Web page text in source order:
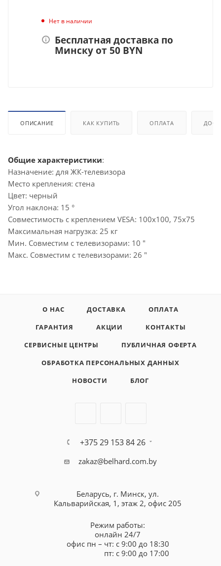
Нет в наличии
Бесплатная доставка по
Минску от 50 BYN
ОПИСАНИЕ КАК КУПИТЬ ОПЛАТА
Общие характеристики:
Назначение: для ЖК-телевизора
Место крепления: стена
Цвет: черный
Угол наклона: 15 °
Совместимость с креплением VESA: 100x100, 75x75
Максимальная нагрузка: 25 кг
Мин. Совместим с телевизорами: 10 "
Макс. Совместим с телевизорами: 26 "
О НАС ДОСТАВКА
ОПЛАТА
ГАРАНТИЯ
АКЦИИ
КОНТАКТЫ
СЕРВИСНЫЕ ЦЕНТРЫ
ПУБЛИЧНАЯ ОФЕРТА
ОБРАБОТКА ПЕРСОНАЛЬНЫХ ДАННЫХ
НОВОСТИ
БЛОГ
+375 29 153 84 26
zakaz@belhard.com.by
Беларусь, г. Минск, ул.
Кальварийская, 1, этаж 2, офис 205
Режим работы:
онлайн 24/7
офис пн – чт: с 9:00 до 18:30
пт: с 9:00 до 17:00